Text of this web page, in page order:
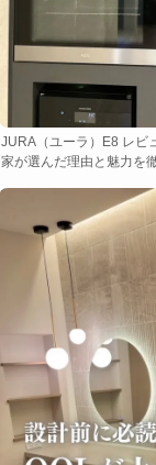
JURA（ユーラ）E8 レビ
家が選んだ理由と魅力を